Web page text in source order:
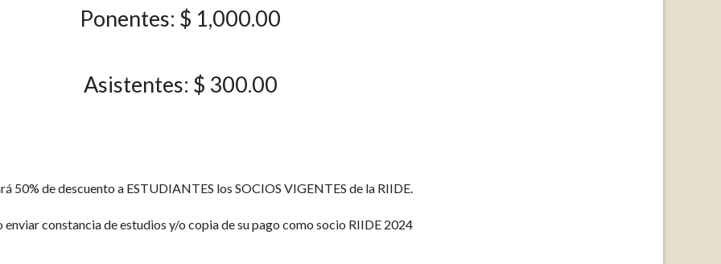
Ponentes: $ 1,000.00
Asistentes: $ 300.00
50% de descuento a ESTUDIANTES los SOCIOS VIGENTES de la RIIDE.
enviar constancia de estudios y/o copia de su pago como socio RIIDE 2024